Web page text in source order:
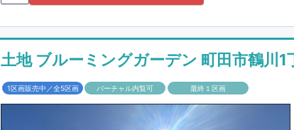
配ボックス・玄関電子キー・浴室換気乾燥機・防犯ガラス
■１階廻りの構造材は防腐・防蟻性を確保するため、構造
す！
■長期優良住宅もっと詳しく 「いい家を作って、きちん
という考え方の下、 国が定めた7つの厳しい技術基準をク
長期優良住宅として認定を受けるためには、国が定めた下記
土地 ブルーミングガーデン 町田市鶴川1
1区画販売中／全5区画 バーチャル内覧可 最終１区画